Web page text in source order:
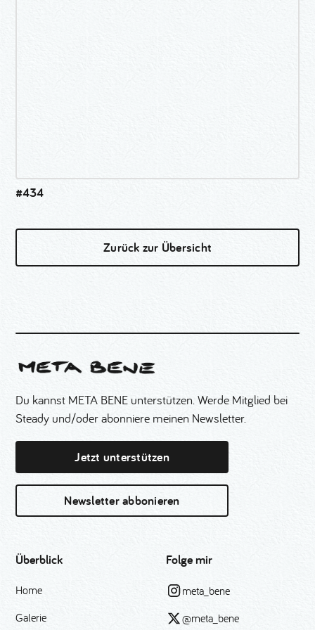
#434
Zurück zur Übersicht
Du kannst META BENE unterstützen. Werde Mitglied bei
Steady und/oder abonniere meinen Newsletter.
Jetzt unterstützen
Newsletter abbonieren
Überblick
Home
Galerie
Folge mir
meta_bene
@meta_bene